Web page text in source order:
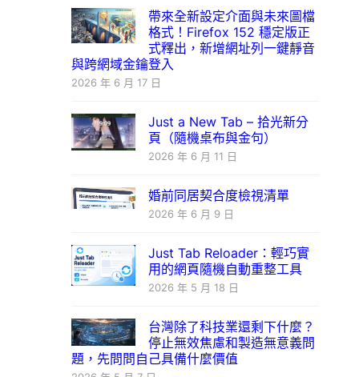
帶來全新設定介面與未來圖檔
格式！Firefox 152 穩定版正
式釋出，新增網址列一鍵靜音
與跨網域金鑰登入
2026 年 6 月 17 日
Just a New Tab – 拾光新分
頁（隨機桌布與金句）
2026 年 6 月 11 日
婚前同居契合度檢視清單
2026 年 6 月 9 日
Just Tab Reloader：輕巧實
用的網頁隨機自動重整工具
2026 年 5 月 18 日
台灣除了科技業還剩下什麼？
停止無效焦慮和製造無意義問
題，先問問自己具備什麼價值